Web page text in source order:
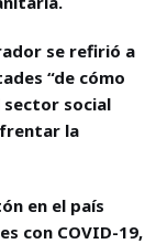
se refirió a
“de cómo
social
la
en el país
con COVID-19,